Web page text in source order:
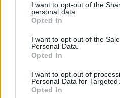
not limited to your visit or usage
grant or deny consent to
use your data for below
consent section.
I want to opt-out of the
personal data.
Opted In
I want to opt-out of the
Personal Data.
Opted In
I want to opt-out of
Personal Data for Targeted
Opted In
Τραγωδία στην Πάρο:
σε πισίνα
8/08/2026 - 8:12μμ